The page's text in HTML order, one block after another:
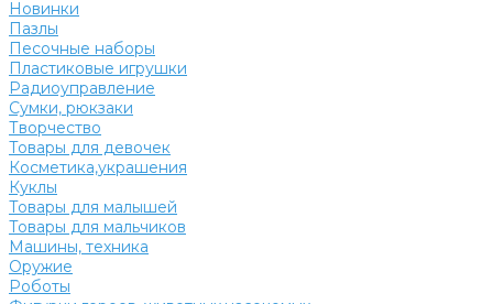
Новинки
Пазлы
Песочные наборы
Пластиковые игрушки
Радиоуправление
Сумки, рюкзаки
Творчество
Товары для девочек
Косметика,украшения
Куклы
Товары для малышей
Товары для мальчиков
Машины, техника
Оружие
Роботы